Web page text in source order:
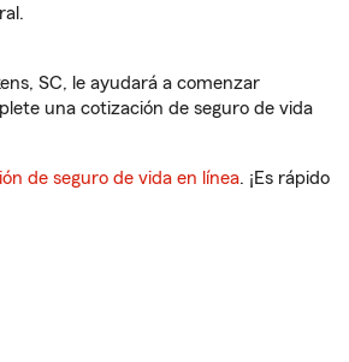
SC, le ayudará a comenzar
una cotización de seguro de vida
de seguro de vida en línea. ¡Es rápido